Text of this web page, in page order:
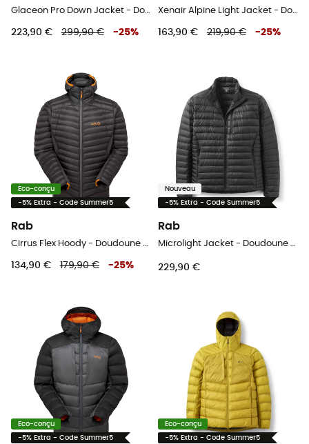
223,90 € 299,90 € -25% 163,90 € 219,90 € -25%
Eco-conçu
-5% Extra - Code Summer5
Rab
134,90 € 179,90 € -25%
Nouveau
-5% Extra - Code Summer5
Rab
229,90 €
Eco-conçu
-5% Extra - Code Summer5
Eco-conçu
-5% Extra - Code Summer5